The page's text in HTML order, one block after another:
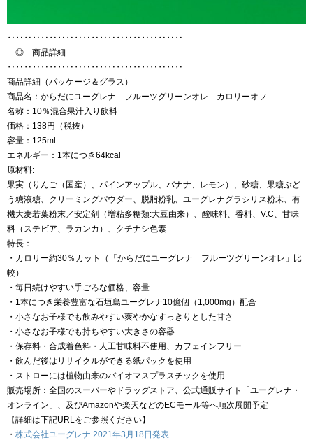
‥‥‥‥‥‥‥‥‥‥‥‥‥‥‥‥‥‥‥‥‥
◎ 商品詳細
‥‥‥‥‥‥‥‥‥‥‥‥‥‥‥‥‥‥‥‥‥
商品詳細（パッケージ＆グラス）
商品名：からだにユーグレナ フルーツグリーンオレ カロリーオフ
名称：10％混合果汁入り飲料
価格：138円（税抜）
容量：125ml
エネルギー：1本につき64kcal
原材料:
果実（りんご（国産）、パインアップル、バナナ、レモン）、砂糖、果糖ぶど
う糖液糖、クリーミングパウダー、脱脂粉乳、ユーグレナグラシリス粉末、有
機大麦若葉粉末／安定剤（増粘多糖類:大豆由来）、酸味料、香料、V.C、甘味
料（ステビア、ラカンカ）、クチナシ色素
特長：
・カロリー約30％カット（「からだにユーグレナ フルーツグリーンオレ」比
較）
・毎日続けやすい手ごろな価格、容量
・1本につき栄養豊富な石垣島ユーグレナ10億個（1,000mg）配合
・小さなお子様でも飲みやすい爽やかなすっきりとした甘さ
・小さなお子様でも持ちやすい大きさの容器
・保存料・合成着色料・人工甘味料不使用、カフェインフリー
・飲んだ後はリサイクルができる紙パックを使用
・ストローには植物由来のバイオマスプラスチックを使用
販売場所：全国のスーパーやドラッグストア、公式通販サイト「ユーグレナ・
オンライン」、及びAmazonや楽天などのECモール等へ順次展開予定
【詳細は下記URLをご参照ください】
・ 株式会社ユーグレナ 2021年3月18日発表